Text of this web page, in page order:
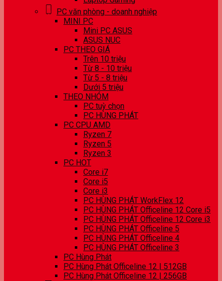
PC văn phòng - doanh nghiệp
MINI PC
Mini PC ASUS
ASUS NUC
PC THEO GIÁ
Trên 10 triệu
Từ 8 - 10 triệu
Từ 5 - 8 triệu
Dưới 5 triệu
THEO NHÓM
PC tuỳ chọn
PC HÙNG PHÁT
PC CPU AMD
Ryzen 7
Ryzen 5
Ryzen 3
PC HOT
Core i7
Core i5
Core i3
PC HÙNG PHÁT WorkFlex 12
PC HÙNG PHÁT Officeline 12 Core i5
PC HÙNG PHÁT Officeline 12 Core i3
PC HÙNG PHÁT Officeline 5
PC HÙNG PHÁT Officeline 4
PC HÙNG PHÁT Officeline 3
PC Hùng Phát
PC Hùng Phát Officeline 12 | 512GB
PC Hùng Phát Officeline 12 | 256GB